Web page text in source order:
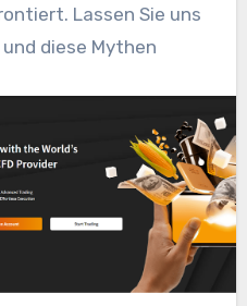
Lassen Sie uns
diese Mythen